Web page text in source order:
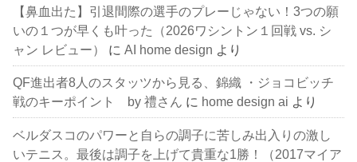
【鼻血出た】引退間際の選手のプレーじゃない！3つの願
いの１つが早くも叶った（2026ワシントン１回戦 vs. シ
ャン レビュー）
にAI home design より
QF進出者8人のスタッツから見る、錦織 ・ジョコビッチ
戦のキーポイント by 禮さん に home design ai より
ベルダスコのパワーと自らの調子に苦しみ出入りの激し
いテニス。最後は調子を上げて貴重な1勝！（2017マイア